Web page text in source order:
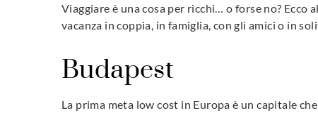
Viaggiare è una cosa per ricchi… o forse no? Ecco
vacanza in coppia, in famiglia, con gli amici o in
Budapest
La prima meta low cost in Europa è un capitale